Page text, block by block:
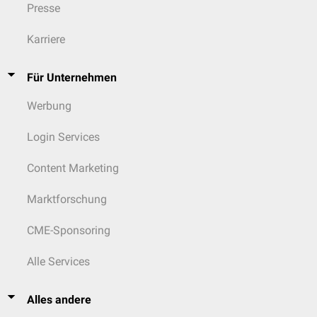
Presse
Karriere
Für Unternehmen
Werbung
Login Services
Content Marketing
Marktforschung
CME-Sponsoring
Alle Services
Alles andere